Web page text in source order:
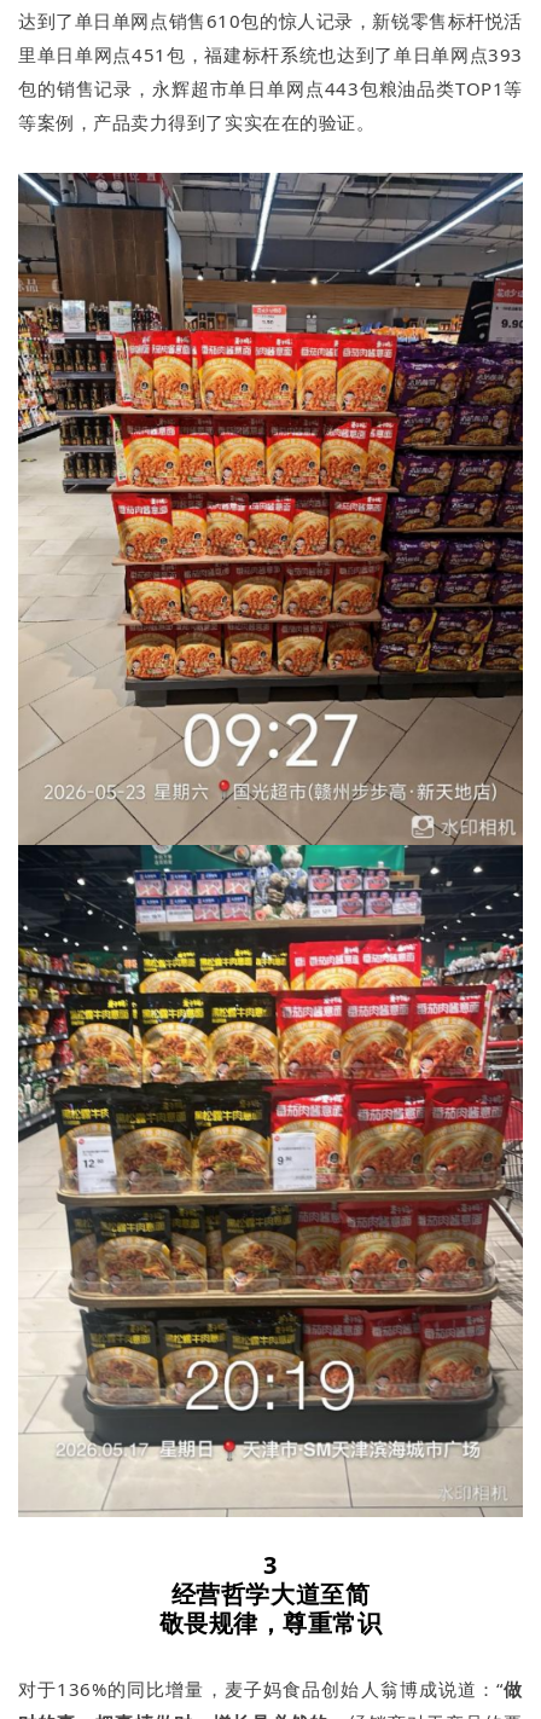
达到了单日单网点销售610包的惊人记录，新锐零售标杆悦活
里单日单网点451包，福建标杆系统也达到了单日单网点393
包的销售记录，永辉超市单日单网点443包粮油品类TOP1等
等案例，产品卖力得到了实实在在的验证。
3
经营哲学大道至简
敬畏规律，尊重常识
对于136%的同比增量，麦子妈食品创始人翁博成说道：“做